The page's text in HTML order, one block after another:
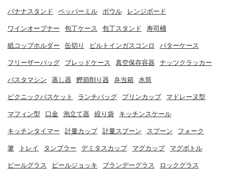
バナナスタンド ペッパーミル ボウル レンジボード
ワインオープナー 包丁ケース 包丁スタンド 寿司桶
紙コップホルダー 缶切り ビルトインガスコンロ バターケース
フリーザーバッグ ブレッドケース 真空保存容器 ナッツクラッカー
パスタマシン 蒸し器 鰹節削り器 弁当箱 水筒
ピクニックバスケット ランチバッグ プリンカップ マドレーヌ型
マフィン型 口金 泡立て器 絞り袋 キッチンスケール
キッチンタイマー 計量カップ 計量スプーン スプーン フォーク
箸 トレイ タンブラー デミタスカップ マグカップ マグボトル
ビールグラス ビールジョッキ ブランデーグラス ロックグラス